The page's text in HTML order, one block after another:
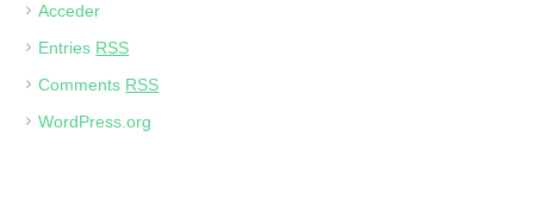
Acceder
Entries RSS
Comments RSS
WordPress.org